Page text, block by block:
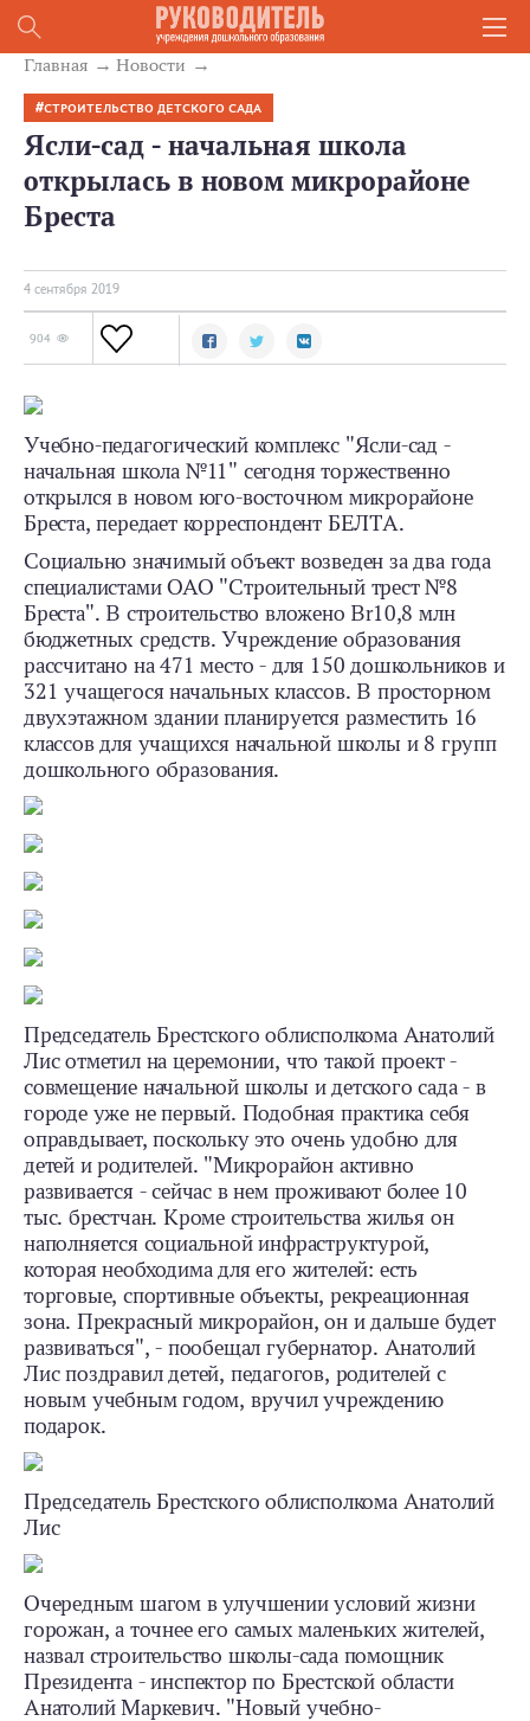
Главная Новости
СТРОИТЕЛЬСТВО ДЕТСКОГО САДА
Ясли-сад - начальная школа
открылась в новом микрорайоне
Бреста
4 сентября 2019
904
Учебно-педагогический комплекс "Ясли-сад -
начальная школа №11" сегодня торжественно
открылся в новом юго-восточном микрорайоне
Бреста, передает корреспондент БЕЛТА.
Социально значимый объект возведен за два года
специалистами ОАО "Строительный трест №8
Бреста". В строительство вложено Br10,8 млн
бюджетных средств. Учреждение образования
рассчитано на 471 место - для 150 дошкольников и
321 учащегося начальных классов. В просторном
двухэтажном здании планируется разместить 16
классов для учащихся начальной школы и 8 групп
дошкольного образования.
Председатель Брестского облисполкома Анатолий
Лис отметил на церемонии, что такой проект -
совмещение начальной школы и детского сада - в
городе уже не первый. Подобная практика себя
оправдывает, поскольку это очень удобно для
детей и родителей. "Микрорайон активно
развивается - сейчас в нем проживают более 10
тыс. брестчан. Кроме строительства жилья он
наполняется социальной инфраструктурой,
которая необходима для его жителей: есть
торговые, спортивные объекты, рекреационная
зона. Прекрасный микрорайон, он и дальше будет
развиваться", - пообещал губернатор. Анатолий
Лис поздравил детей, педагогов, родителей с
новым учебным годом, вручил учреждению
подарок.
Председатель Брестского облисполкома Анатолий
Лис
Очередным шагом в улучшении условий жизни
горожан, а точнее его самых маленьких жителей,
назвал строительство школы-сада помощник
Президента - инспектор по Брестской области
Анатолий Маркевич. "Новый учебно-